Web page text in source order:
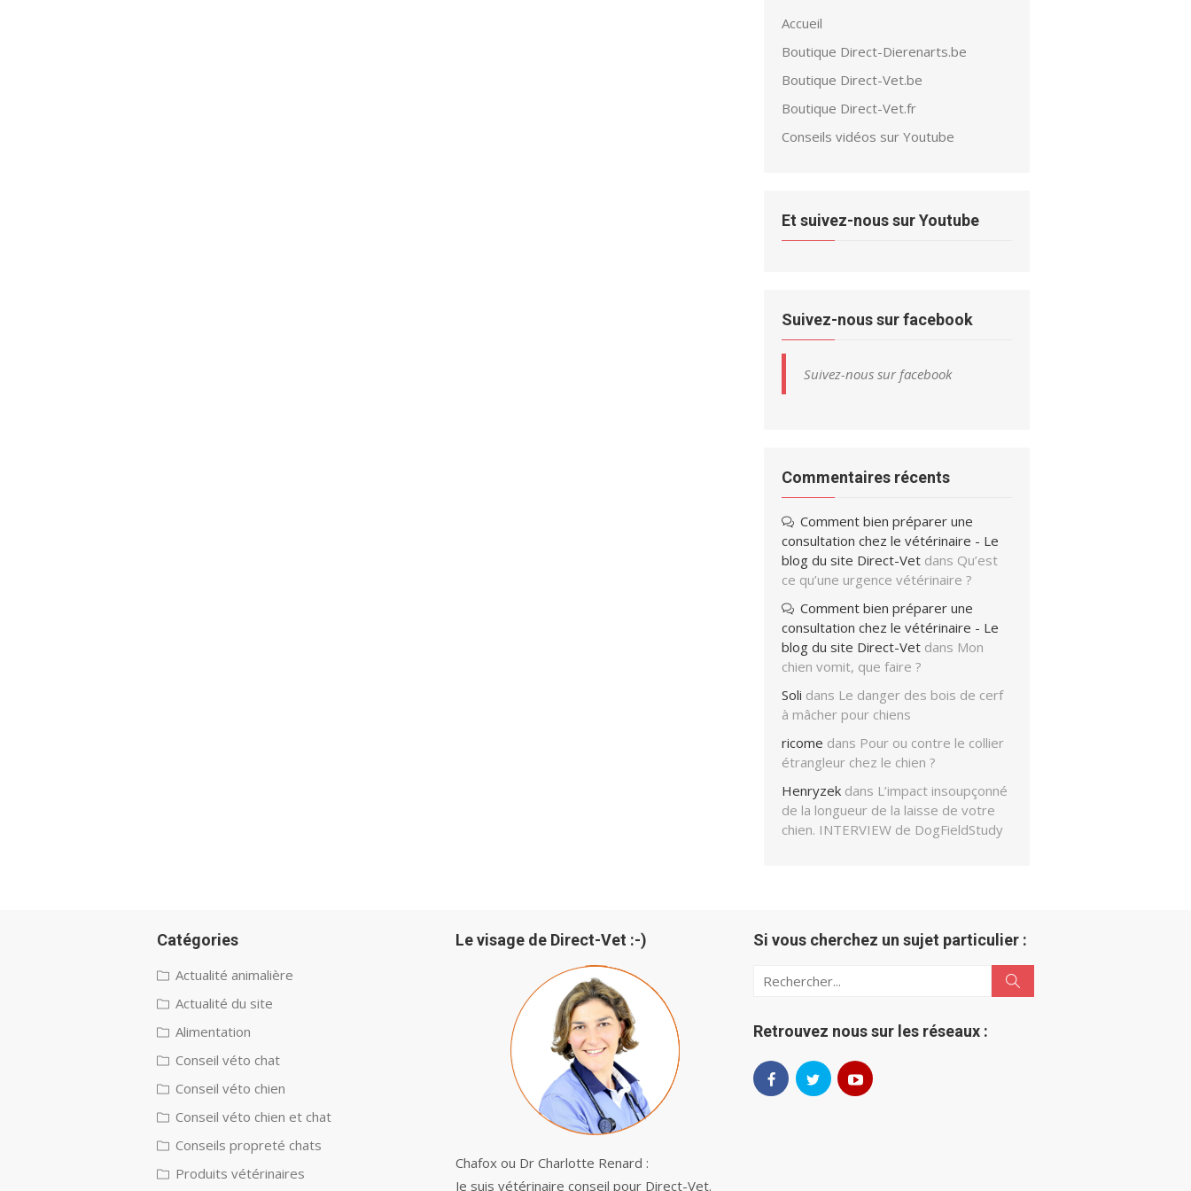
Accueil
Boutique Direct-Dierenarts.be
Boutique Direct-Vet.be
Boutique Direct-Vet.fr
Conseils vidéos sur Youtube
Et suivez-nous sur Youtube
Suivez-nous sur facebook
Suivez-nous sur facebook
Commentaires récents
Comment bien préparer une
consultation chez le vétérinaire - Le
blog du site Direct-Vet dans Qu’est
ce qu’une urgence vétérinaire ?
Comment bien préparer une
consultation chez le vétérinaire - Le
blog du site Direct-Vet dans Mon
chien vomit, que faire ?
Soli dans Le danger des bois de cerf
à mâcher pour chiens
ricome dans Pour ou contre le collier
étrangleur chez le chien ?
Henryzek dans L’impact insoupçonné
de la longueur de la laisse de votre
chien. INTERVIEW de DogFieldStudy
Catégories
Actualité animalière
Actualité du site
Alimentation
Conseil véto chat
Conseil véto chien
Conseil véto chien et chat
Conseils propreté chats
Produits vétérinaires
Le visage de Direct-Vet :-)
Chafox ou Dr Charlotte Renard :
Je suis vétérinaire conseil pour Direct-Vet.
Si vous cherchez un sujet particulier :
Search
Search
Retrouvez nous sur les réseaux :